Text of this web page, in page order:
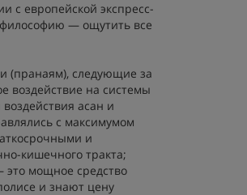
с европейской экспресс-
философию — ощутить все
(пранаям), следующие за
воздействие на системы
асан и
с максимумом
и
кишечного тракта;
мощное средство
и знают цену